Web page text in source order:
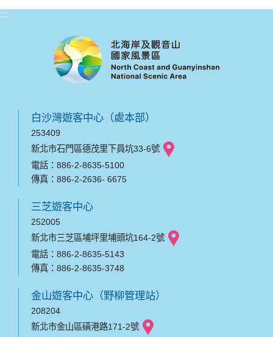
:::
白沙灣遊客中心（處本部）
253409
新北市石門區德茂里下員坑33-6號
電話：886-2-8635-5100
傳真：886-2-2636- 6675
三芝遊客中心
252005
新北市三芝區埔坪里埔頭坑164-2號
電話：886-2-8635-5143
傳真：886-2-8635-3748
金山遊客中心（野柳管理站）
208204
新北市金山區磺港路171-2號